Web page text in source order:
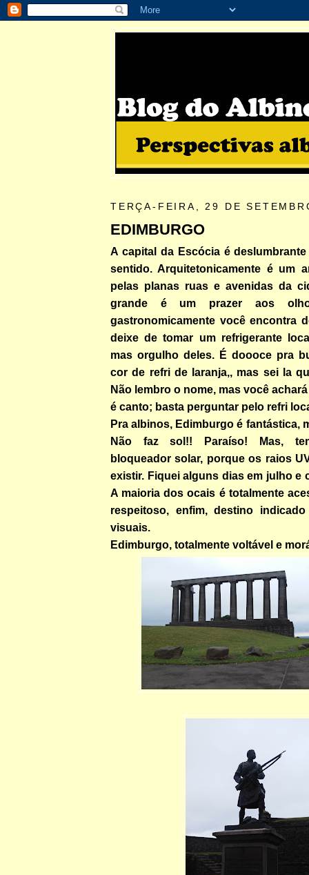
TERÇA-FEIRA, 29 DE
EDIMBURGO
A capital da Escócia é
sentido. Arquitetonicamente é um
pelas planas ruas e avenidas da
grande é um prazer aos
gastronomicamente você encontra
deixe de tomar um refrigerante
mas orgulho deles. É doooce pra
cor de refri de laranja,, mas sei la
Não lembro o nome, mas você
é canto; basta perguntar pelo refri
Pra albinos, Edimburgo é fantástica,
Não faz sol!! Paraíso! Mas,
bloqueador solar, porque os raios
existir. Fiquei alguns dias em julho e
A maioria dos ocais é totalmente
respeitoso, enfim, destino
visuais.
Edimburgo, totalmente voltável e